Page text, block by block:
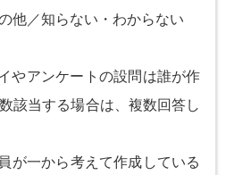
他／知らない・わからない
やアンケートの設問は誰が作
該当する場合は、複数回答し
が一から考えて作成している